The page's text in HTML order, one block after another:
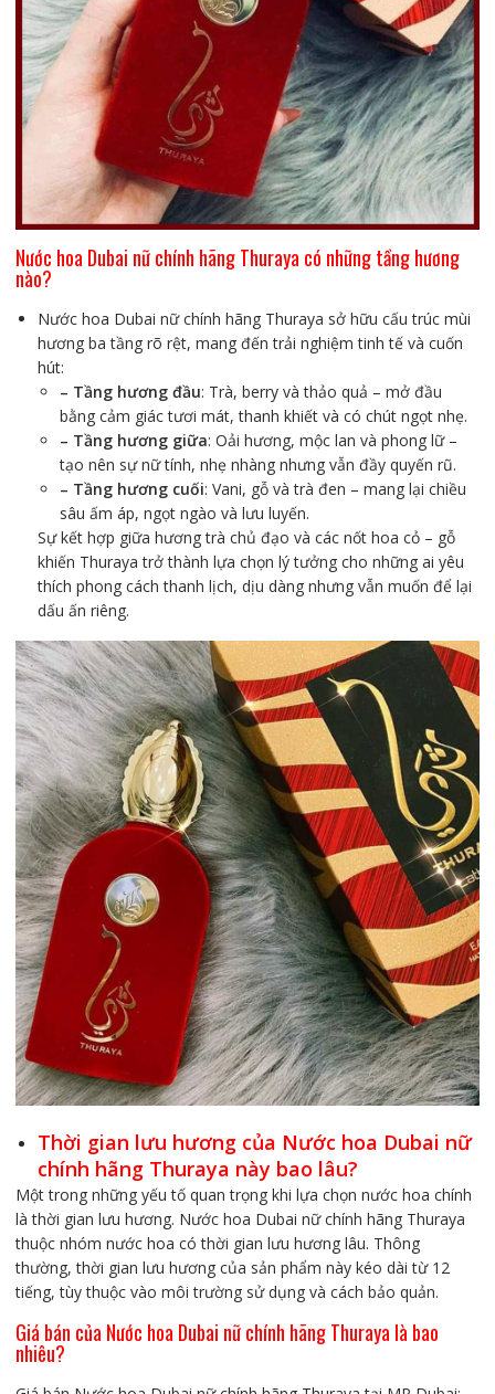
Nước hoa Dubai nữ chính hãng Thuraya có những tầng hương
nào?
Nước hoa Dubai nữ chính hãng Thuraya sở hữu cấu trúc mùi
hương ba tầng rõ rệt, mang đến trải nghiệm tinh tế và cuốn
hút:
– Tầng hương đầu: Trà, berry và thảo quả – mở đầu
bằng cảm giác tươi mát, thanh khiết và có chút ngọt nhẹ.
– Tầng hương giữa: Oải hương, mộc lan và phong lữ –
tạo nên sự nữ tính, nhẹ nhàng nhưng vẫn đầy quyến rũ.
– Tầng hương cuối: Vani, gỗ và trà đen – mang lại chiều
sâu ấm áp, ngọt ngào và lưu luyến.
Sự kết hợp giữa hương trà chủ đạo và các nốt hoa cỏ – gỗ
khiến Thuraya trở thành lựa chọn lý tưởng cho những ai yêu
thích phong cách thanh lịch, dịu dàng nhưng vẫn muốn để lại
dấu ấn riêng.
Thời gian lưu hương của Nước hoa Dubai nữ
chính hãng Thuraya này bao lâu?
Một trong những yếu tố quan trọng khi lựa chọn nước hoa chính
là thời gian lưu hương. Nước hoa Dubai nữ chính hãng Thuraya
thuộc nhóm nước hoa có thời gian lưu hương lâu. Thông
thường, thời gian lưu hương của sản phẩm này kéo dài từ 12
tiếng, tùy thuộc vào môi trường sử dụng và cách bảo quản.
Giá bán của Nước hoa Dubai nữ chính hãng Thuraya là bao
nhiêu?